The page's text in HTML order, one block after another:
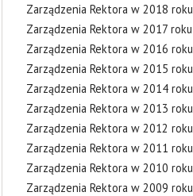
Zarządzenia Rektora w 2018 roku
Zarządzenia Rektora w 2017 roku
Zarządzenia Rektora w 2016 roku
Zarządzenia Rektora w 2015 roku
Zarządzenia Rektora w 2014 roku
Zarządzenia Rektora w 2013 roku
Zarządzenia Rektora w 2012 roku
Zarządzenia Rektora w 2011 roku
Zarządzenia Rektora w 2010 roku
Zarządzenia Rektora w 2009 roku